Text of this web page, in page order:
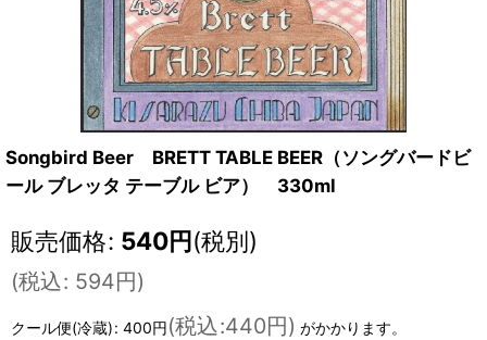
Songbird Beer BRETT TABLE BEER（ソングバードビ
ール ブレッタ テーブル ビア） 330ml
販売価格: 540円(税別)
(税込: 594円)
クール便(冷蔵): 400円(税込:440円) がかかります。